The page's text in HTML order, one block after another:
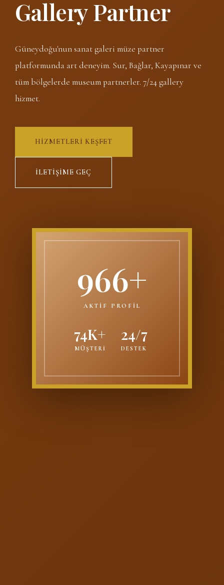
Gallery Partner
Güneydoğu'nun sanat galeri müze partner
platformunda art deneyim. Sur, Bağlar, Kayapınar ve
tüm bölgelerde museum partnerler. 7/24 gallery
hizmet.
HIZMETLERI KEŞFET
İLETIŞIME GEÇ
966+
AKTİF PROFİL
74K+
MÜŞTERİ
24/7
DESTEK